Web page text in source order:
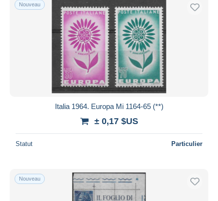
Nouveau
Italia 1964. Europa Mi 1164-65 (**)
± 0,17 $US
Statut Particulier
Nouveau